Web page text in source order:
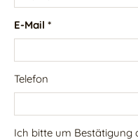
E-Mail *
Telefon
Ich bitte um